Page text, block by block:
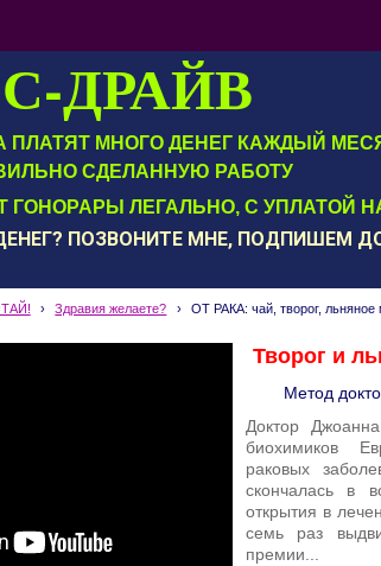
ДРАЙВ
ПЛАТЯТ МНОГО ДЕНЕГ КАЖДЫЙ
ГОНОРАРЫ ЛЕГАЛЬНО, С УПЛАТОЙ
СДЕЛАННУЮ РАБОТУ
ПОЗВОНИТЕ МНЕ, ПОДПИШЕМ
› Здравия желаете? › ОТ РАКА: чай, творог, льняное
Творог и
Метод
Доктор
биохимиков
раковых
скончалась в
открытия в
семь раз
премии...